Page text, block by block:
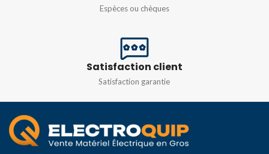
Espèces ou chèques
Satisfaction client
Satisfaction garantie